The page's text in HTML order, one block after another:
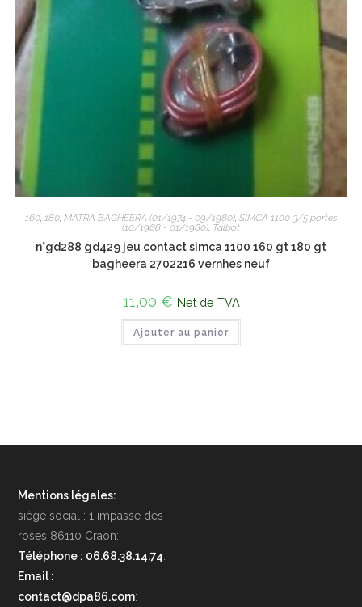
160, 180, MATRA BAGHEERA (01/1974 - 09/1980), SIMCA 1100 3/5 portes
(10/1968 - 01/1980), Talbot
n°gd288 gd429 jeu contact simca 1100 160 gt 180 gt
bagheera 2702216 vernhes neuf
11,00 € Net de TVA
Ajouter au panier
Mentions légales:
siège social : 1 impasse des
roses 86110 Craon:
Téléphone : 06.68.38.14.74:
Email :
contact@dpa86.com: